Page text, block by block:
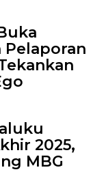
2025,
MBG